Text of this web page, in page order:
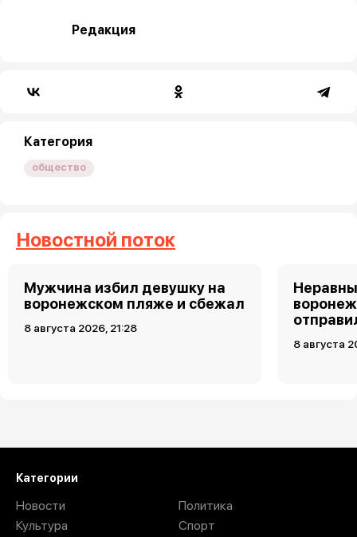
Редакция
Категория
общество
Новостной поток
Мужчина избил девушку на
воронежском пляже и сбежал
8 августа 2026, 21:28
8 августа
Категории
Новости
Культура
Политика
Спорт